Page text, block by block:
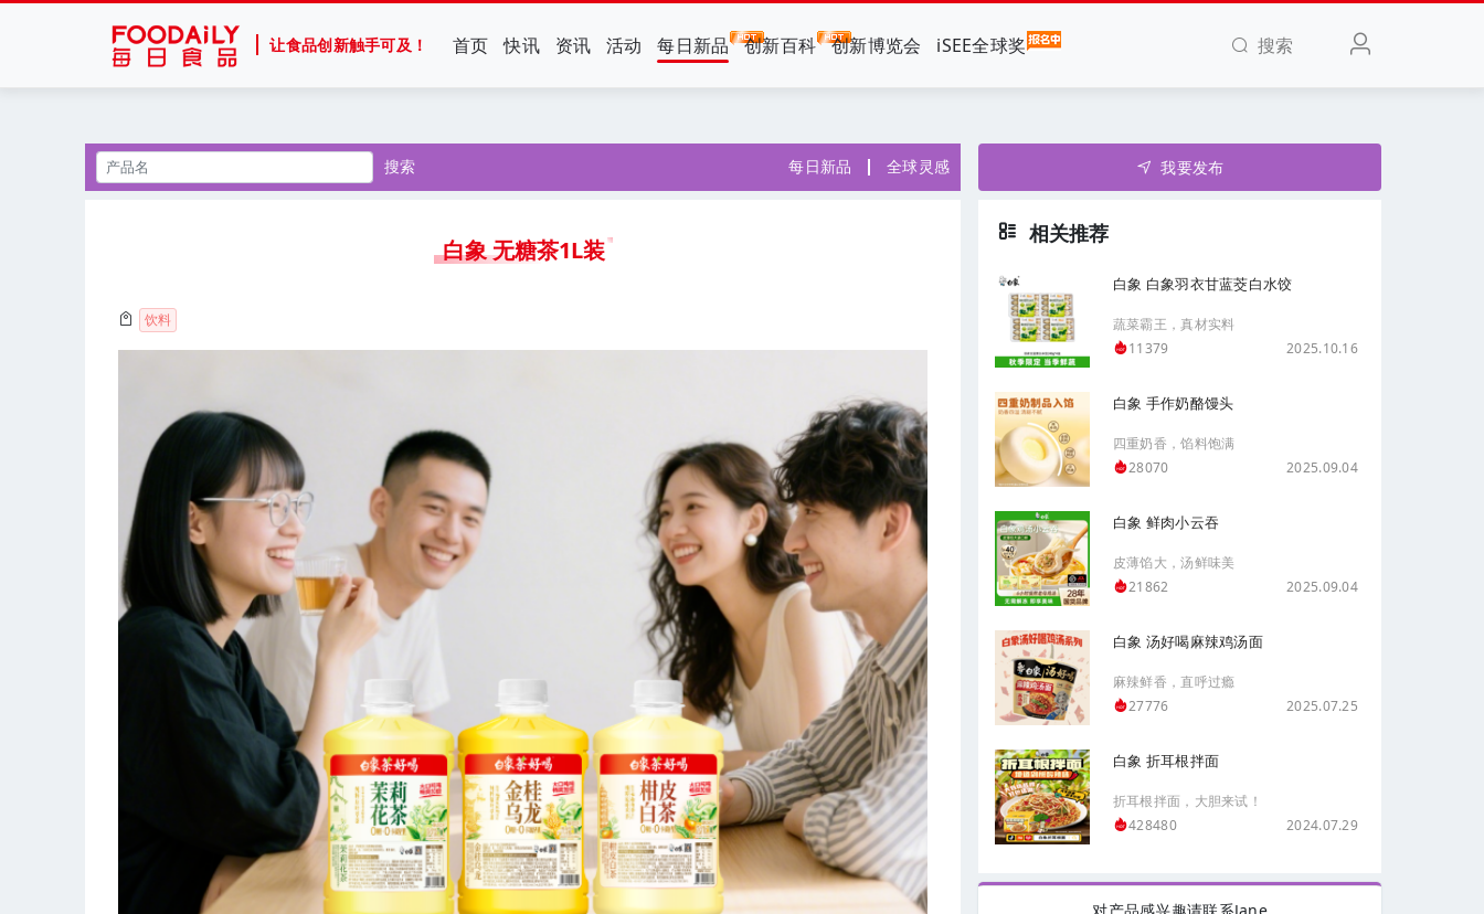
让食品创新触手可及！ 首页 快讯 资讯 活动 每日新品 创新百科 创新博览会 iSEE全球奖 搜索
搜索 每日新品 全球灵感
白象 无糖茶1L装
饮料
我要发布
相关推荐
白象 白象羽衣甘蓝茭白水饺
蔬菜霸王，真材实料
11379
2025.10.16
白象 手作奶酪馒头
四重奶香，馅料饱满
28070
2025.09.04
白象 鲜肉小云吞
皮薄馅大，汤鲜味美
21862
2025.09.04
白象 汤好喝麻辣鸡汤面
麻辣鲜香，直呼过瘾
27776
2025.07.25
白象 折耳根拌面
折耳根拌面，大胆来试！
428480
2024.07.29